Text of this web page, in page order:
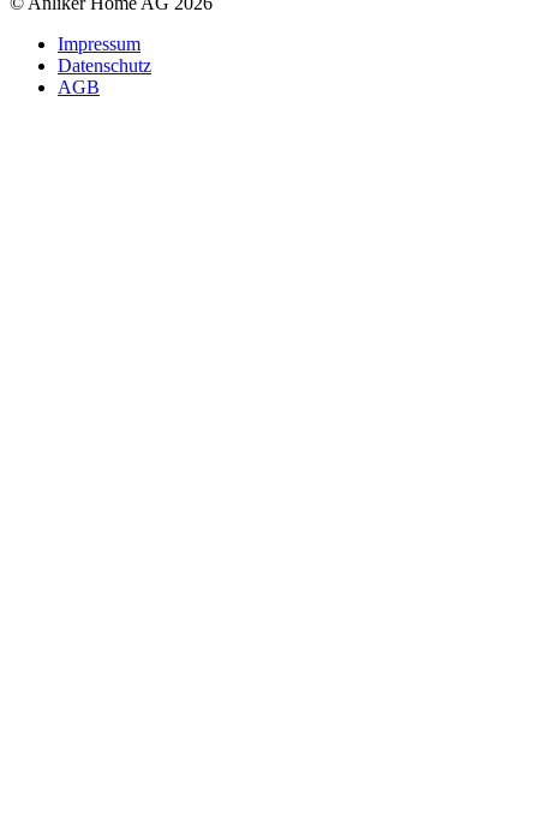
Impressum
Datenschutz
AGB